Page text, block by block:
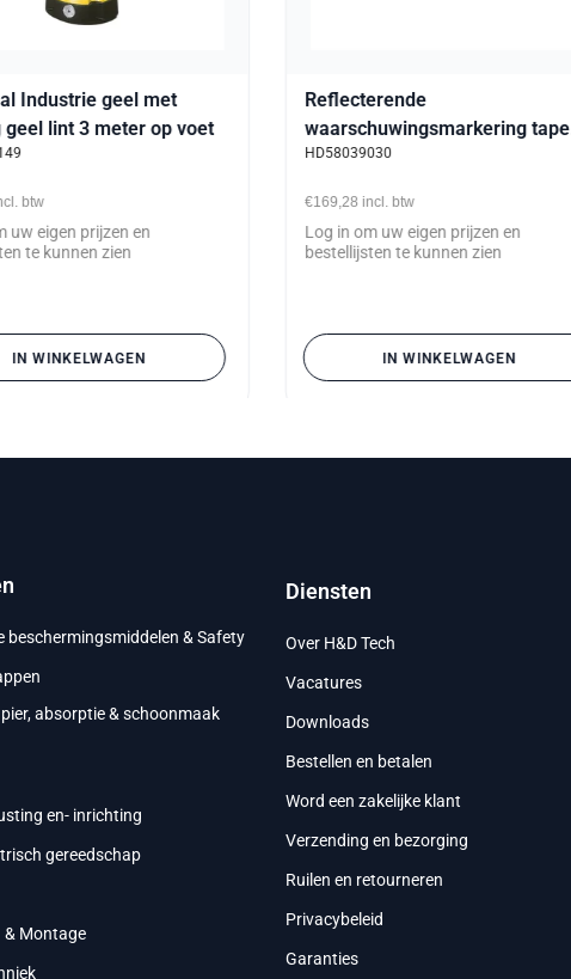
Industrie geel met
geel lint 3 meter op voet
btw
uw eigen prijzen en
te kunnen zien
IN WINKELWAGEN
Reflecterende
waarschuwingsmarkering tape
50mm x 25mtr rood/wit
HD58039030
€169,28 incl. btw
Log in om uw eigen prijzen en
bestellijsten te kunnen zien
IN WINKELWAGEN
beschermingsmiddelen & Safety
absorptie & schoonmaak
en- inrichting
gereedschap
& Montage
Diensten
Over H&D Tech
Vacatures
Downloads
Bestellen en betalen
Word een zakelijke klant
Verzending en bezorging
Ruilen en retourneren
Privacybeleid
Garanties